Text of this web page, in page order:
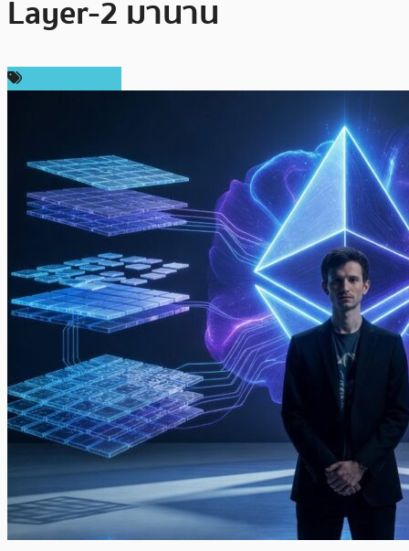
Layer-2 มานาน